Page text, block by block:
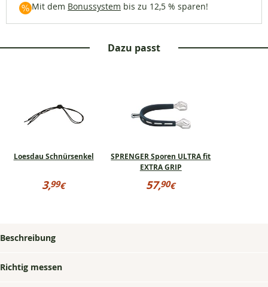
Mit dem Bonussystem bis zu 12,5 % sparen!
Dazu passt
Loesdau Schnürsenkel
Preisinformationen
für
3,99€
SPRENGER Sporen ULTRA fit
EXTRA GRIP
Preisinformationen
für
57,90€
Beschreibung
Richtig messen